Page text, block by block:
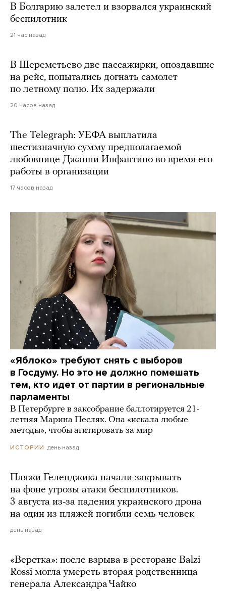
В Болгарию залетел и взорвался украинский
беспилотник
21 час назад
В Шереметьево две пассажирки, опоздавшие
на рейс, попытались догнать самолет
по летному полю. Их задержали
20 часов назад
The Telegraph: УЕФА выплатила
шестизначную сумму предполагаемой
любовнице Джанни Инфантино во время его
работы в организации
17 часов назад
«Яблоко» требуют снять с выборов
в Госдуму. Но это не должно помешать
тем, кто идет от партии в региональные
парламенты
В Петербурге в заксобрание баллотируется 21-
летняя Марина Песляк. Она «искала любые
методы», чтобы агитировать за мир
ИСТОРИИ день назад
Пляжи Геленджика начали закрывать
на фоне угрозы атаки беспилотников.
3 августа из-за падения украинского дрона
на один из пляжей погибли семь человек
день назад
«Верстка»: после взрыва в ресторане Balzi
Rossi могла умереть вторая родственница
генерала Александра Чайко